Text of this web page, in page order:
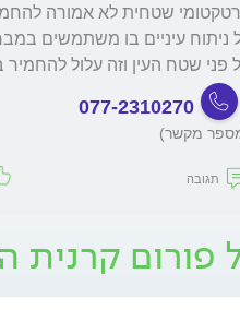
פני שטח העין וזה עלול להחמיר
077-2310270
מקשר)
תגובה
פורום קרנית